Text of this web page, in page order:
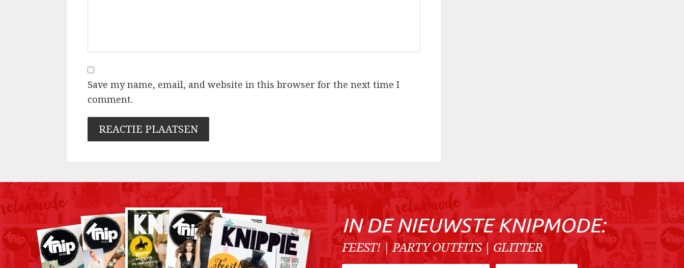
Save my name, email, and website in this browser for the next time I
comment.
IN DE NIEUWSTE KNIPMODE:
FEEST! | PARTY OUTFITS | GLITTER